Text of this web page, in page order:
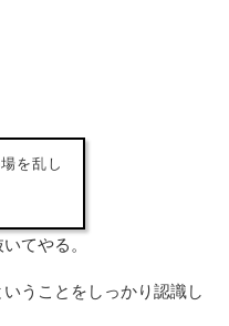
を乱し
てやる。
うことをしっかり認識し